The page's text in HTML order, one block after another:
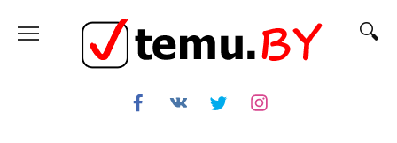
содержанию